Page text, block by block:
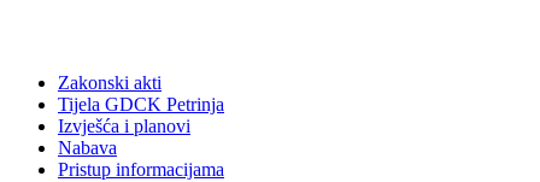
Zakonski akti
Tijela GDCK Petrinja
Izvješća i planovi
Nabava
Pristup informacijama